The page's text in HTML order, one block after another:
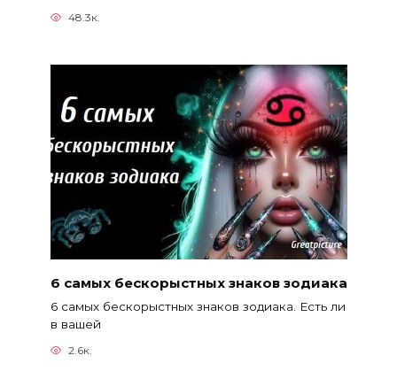
48.3к.
6 самых бескорыстных знаков зодиака
6 самых бескорыстных знаков зодиака. Есть ли
в вашей
2.6к.